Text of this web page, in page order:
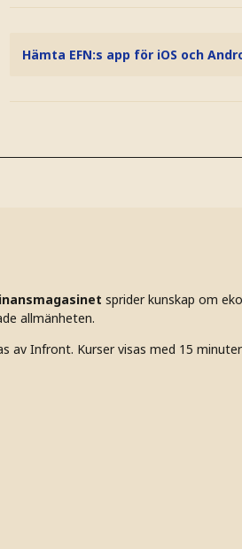
Hämta EFN:s app för iOS och
sprider kunskap om
allmänheten.
av Infront. Kurser visas med 15